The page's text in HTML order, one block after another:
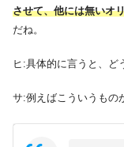
させて、他には無いオ
だね。
ヒ:具体的に言うと、ど
サ:例えばこういうもの